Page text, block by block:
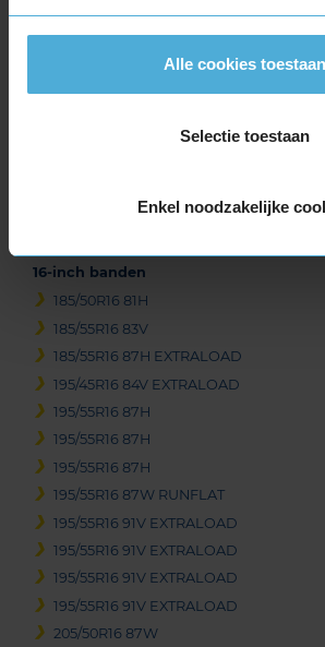
Alle cookies toestaan
Selectie toestaan
Enkel noodzakelijke
195/60R15 88H
195/60R15 88V EXTRALOAD
205/60R15 91V
16-inch banden
185/50R16 81H
185/55R16 83V
185/55R16 87H EXTRALOAD
195/45R16 84V EXTRALOAD
195/55R16 87H
195/55R16 87H
195/55R16 87H
195/55R16 87W RUNFLAT
195/55R16 91V EXTRALOAD
195/55R16 91V EXTRALOAD
195/55R16 91V EXTRALOAD
195/55R16 91V EXTRALOAD
205/50R16 87W